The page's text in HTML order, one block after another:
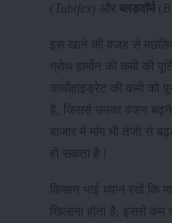
( Tubifex) और ब्लडवॉर्म(
इस खाने की वजह से
ग्रोथ हार्मोन की कमी की
कार्बोहाइड्रेट की कमी
है, जिससे उनका वजन बढ़ने
बाजार में मांग भी तेजी से
हो सकता है।
किसान भाई ध्यान रखें कि
खिलाना होता है, इससे कम